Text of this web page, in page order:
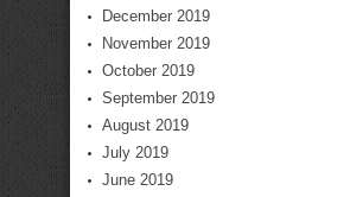
December 2019
November 2019
October 2019
September 2019
August 2019
July 2019
June 2019